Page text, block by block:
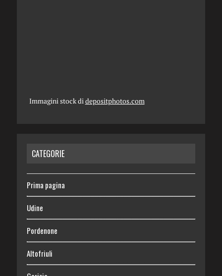
Immagini stock di depositphotos.com
CATEGORIE
Prima pagina
Udine
Pordenone
Altofriuli